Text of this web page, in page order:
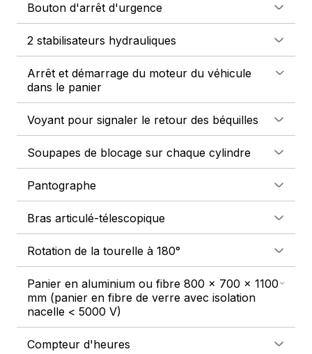
Bouton d'arrêt d'urgence
2 stabilisateurs hydrauliques
Arrêt et démarrage du moteur du véhicule
dans le panier
Voyant pour signaler le retour des béquilles
Soupapes de blocage sur chaque cylindre
Pantographe
Bras articulé-télescopique
Rotation de la tourelle à 180°
Panier en aluminium ou fibre 800 x 700 x 1100
mm (panier en fibre de verre avec isolation
nacelle < 5000 V)
Compteur d'heures